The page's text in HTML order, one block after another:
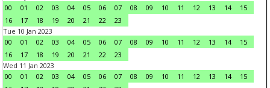
00
01 02 03 04 05 06 07 08 09 10 11 12 13 14
15
16
17 18 19 20 21 22
23
Tue 10 Jan 2023
00
01 02 03 04 05 06 07 08 09 10 11 12 13 14
15
16
17 18 19 20 21 22
23
Wed 11 Jan 2023
00
01 02 03 04 05 06 07 08 09 10 11 12 13 14
15